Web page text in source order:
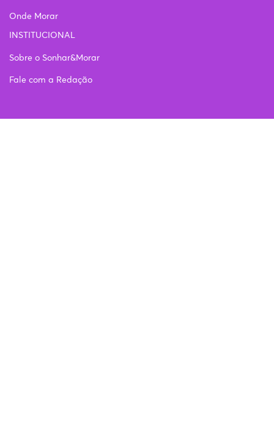
Onde Morar
INSTITUCIONAL
Sobre o Sonhar&Morar
Fale com a Redação